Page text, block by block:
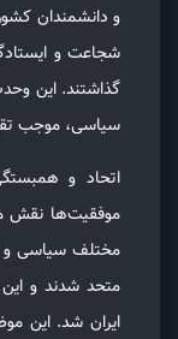
و دانشمندان
شجاعت و
گذاشتند. این
سیاسی، موجب
اتحاد و
موفقیت‌ها نقش
مختلف سیاسی و
متحد شدند و
ایران شد. این